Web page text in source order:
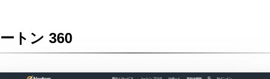
トン 360